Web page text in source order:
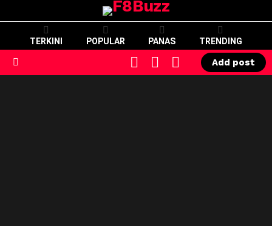
TERKINI POPULAR PANAS TRENDING
SWITCH
SKIN
CART LOGIN
Add post